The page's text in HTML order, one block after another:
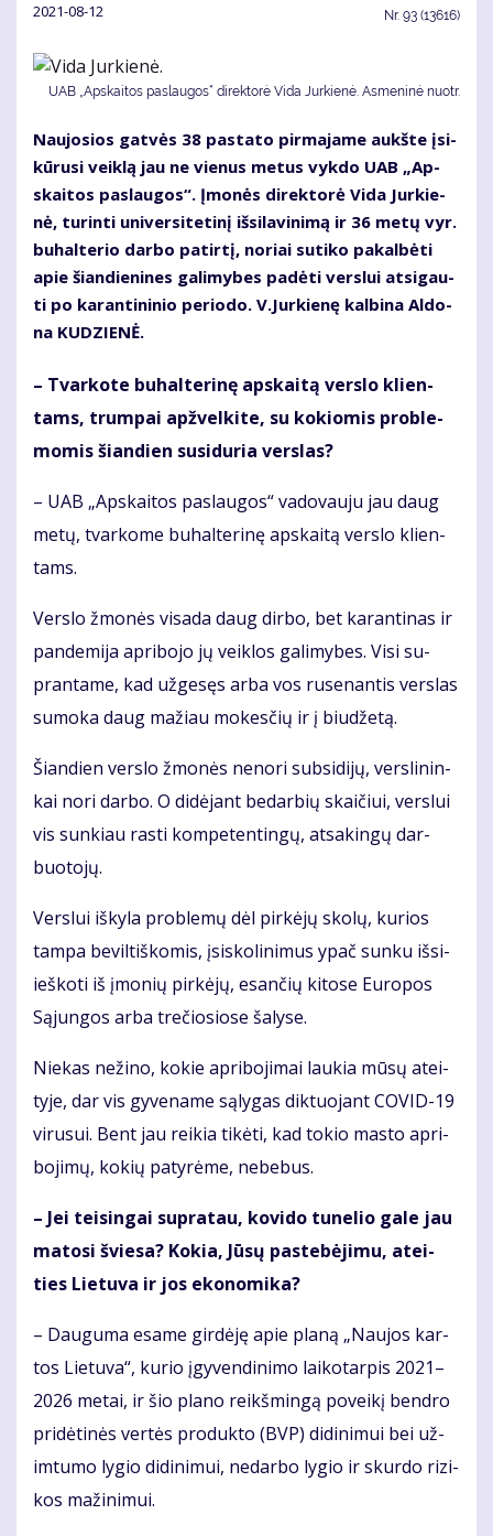
2021-08-12 Nr. 93 (13616)
UAB „Ap­skai­tos pa­slau­gos“ di­rek­to­rė Vi­da Jur­kie­nė. Asmeninė nuotr.
Nau­jo­sios gat­vės 38 pa­sta­to pir­ma­ja­me aukš­te įsi­
kū­ru­si veik­lą jau ne vie­nus me­tus vyk­do UAB „Ap­
skai­tos pa­slau­gos“. Įmo­nės di­rek­to­rė Vi­da Jur­kie­
nė, tu­rin­ti uni­ver­si­te­ti­nį iš­si­la­vi­ni­mą ir 36 me­tų vyr.
bu­hal­te­rio dar­bo pa­tir­tį, no­riai su­ti­ko pa­kal­bė­ti
apie šian­die­ni­nes ga­li­my­bes pa­dė­ti ver­slui at­si­gau­
ti po ka­ran­ti­ni­nio pe­ri­odo. V.Jur­kie­nę kal­bi­na Al­do­
na KU­DZIE­NĖ.
– Tvar­ko­te bu­hal­te­ri­nę ap­skai­tą ver­slo klien­
tams, trum­pai ap­žvel­ki­te, su ko­kio­mis pro­ble­
mo­mis šian­dien su­si­du­ria ver­slas?
– UAB „Ap­skai­tos pa­slau­gos“ va­do­vau­ju jau daug
me­tų, tvar­ko­me bu­hal­te­ri­nę ap­skai­tą ver­slo klien­
tams.
Ver­slo žmo­nės vi­sa­da daug dir­bo, bet ka­ran­ti­nas ir
pan­de­mi­ja ap­ri­bo­jo jų veik­los ga­li­my­bes. Vi­si su­
pran­ta­me, kad už­ge­sęs ar­ba vos ru­se­nan­tis ver­slas
su­mo­ka daug ma­žiau mo­kes­čių ir į biu­dže­tą.
Šian­dien ver­slo žmo­nės ne­no­ri sub­si­di­jų, ver­sli­nin­
kai no­ri dar­bo. O di­dė­jant be­dar­bių skai­čiui, ver­slui
vis sun­kiau ras­ti kom­pe­ten­tin­gų, at­sa­kin­gų dar­
buo­to­jų.
Ver­slui iš­ky­la pro­ble­mų dėl pir­kė­jų sko­lų, ku­rios
tam­pa be­vil­tiš­ko­mis, įsi­sko­li­ni­mus ypač sun­ku iš­si­
ieš­ko­ti iš įmo­nių pir­kė­jų, esan­čių ki­to­se Eu­ro­pos
Są­jun­gos ar­ba tre­čio­sio­se ša­ly­se.
Nie­kas ne­ži­no, ko­kie ap­ri­bo­ji­mai lau­kia mū­sų at­ei­
ty­je, dar vis gy­ve­na­me są­ly­gas dik­tuo­jant CO­VID-19
vi­ru­sui. Bent jau rei­kia ti­kė­ti, kad to­kio mas­to ap­ri­
bo­ji­mų, ko­kių pa­ty­rė­me, ne­be­bus.
– Jei tei­sin­gai su­pra­tau, ko­vi­do tu­ne­lio ga­le jau
ma­to­si švie­sa? Ko­kia, Jū­sų pa­ste­bė­ji­mu, at­ei­
ties Lie­tu­va ir jos eko­no­mi­ka?
– Dau­gu­ma esa­me gir­dė­ję apie pla­ną „Nau­jos kar­
tos Lie­tu­va“, ku­rio įgy­ven­di­ni­mo lai­ko­tar­pis 2021–
2026 me­tai, ir šio pla­no reikš­min­gą po­vei­kį ben­dro
pri­dė­ti­nės ver­tės pro­duk­to (BVP) di­di­ni­mui bei už­
im­tu­mo ly­gio di­di­ni­mui, ne­dar­bo ly­gio ir skur­do ri­zi­
kos ma­ži­ni­mui.